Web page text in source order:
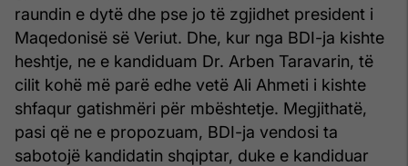
raundin e dytë dhe pse jo të zgjidhet president i
Maqedonisë së Veriut. Dhe, kur nga BDI-ja kishte
heshtje, ne e kandiduam Dr. Arben Taravarin, të
cilit kohë më parë edhe vetë Ali Ahmeti i kishte
shfaqur gatishmëri për mbështetje. Megjithatë,
pasi që ne e propozuam, BDI-ja vendosi ta
sabotojë kandidatin shqiptar, duke e kandiduar